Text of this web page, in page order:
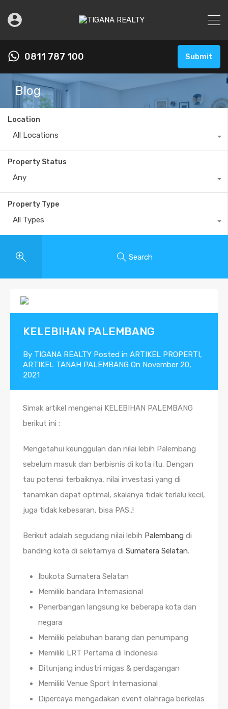
0811 787 100 Submit
Blog
Location
All Locations
Property Status
Any
Property Type
All Types
Search
KELEBIHAN PALEMBANG
By TIGANA REALTY Posted in ARTIKEL PROPERTI,
ARTIKEL TANAH PALEMBANG On November 20,
2021
Simak artikel mengenai KELEBIHAN PALEMBANG
berikut ini :
Mengetahui keunggulan dan nilai lebih Palembang
sebelum masuk dan berbisnis di kota itu. Dengan
tau potensi terbaiknya, nilai investasi yang di
tanamkan dapat optimal, skalanya tidak terlalu kecil,
juga tidak kebesaran, bisa PAS..!
Berikut adalah segudang nilai lebih Palembang di
banding kota di sekitarnya di Sumatera Selatan.
Ibukota Sumatera Selatan
Memiliki bandara Internasional
Penerbangan langsung ke beberapa kota dan
negara
Memiliki pelabuhan barang dan penumpang
Memiliki LRT Pertama di Indonesia
Ditunjang industri migas & perdagangan
Memiliki Venue Sport Internasional
Dipercaya mengadakan event olahraga berkelas